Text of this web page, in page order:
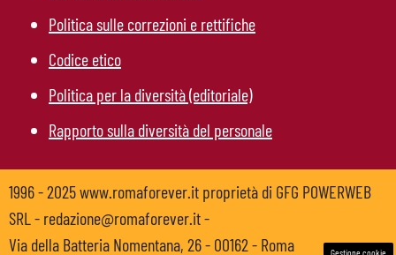
Politica sulle correzioni e rettifiche
Codice etico
Politica per la diversità (editoriale)
Rapporto sulla diversità del personale
1996 - 2025 www.romaforever.it proprietà di GFG POWERWEB
SRL - redazione@romaforever.it -
Via della Batteria Nomentana, 26 - 00162 - Roma